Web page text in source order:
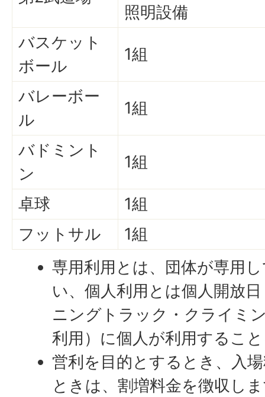
照明設備
バスケット
ボール
1組
バレーボー
ル
1組
バドミント
ン
1組
卓球
1組
フットサル
1組
専用利用とは、団体が専用
い、個人利用とは個人開放
ニングトラック・クライミ
利用）に個人が利用するこ
営利を目的とするとき、入
ときは、割増料金を徴収し